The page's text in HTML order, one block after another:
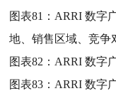
图表81： ARRI 数字
地、销售区域、竞争
图表82： ARRI 数字
图表83： ARRI 数字